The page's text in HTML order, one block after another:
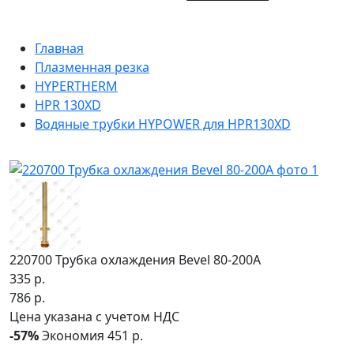
Главная
Плазменная резка
HYPERTHERM
HPR 130XD
Водяные трубки HYPOWER для HPR130XD
220700 Трубка охлаждения Bevel 80-200А
335 р.
786 р.
Цена указана с учетом НДС
-57%Экономия 451 р.